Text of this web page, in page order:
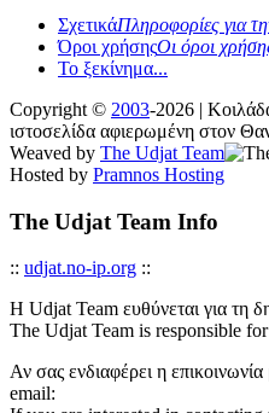
ΣχετικάΠληροφορίες για
Όροι χρήσηςΟι όροι
Το ξεκίνημα...
Copyright © 2003-2026 |
ιστοσελίδα αφιερωμένη στον
Weaved by The Udjat Team
Hosted by Pramnos Hosting
The Udjat Team Info
:: udjat.no-ip.org ::
Η Udjat Team ευθύνεται για τη
The Udjat Team is responsible
Αν σας ενδιαφέρει η
email: